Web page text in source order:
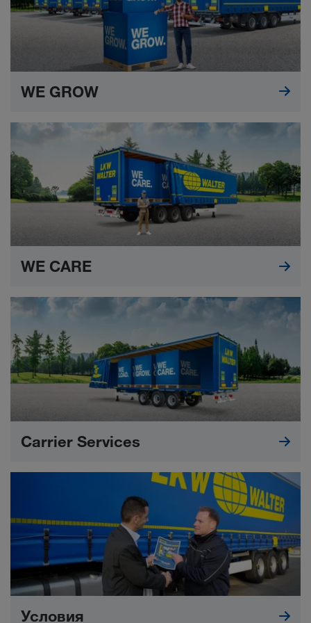
WE GROW
WE CARE
Carrier Services
Условия